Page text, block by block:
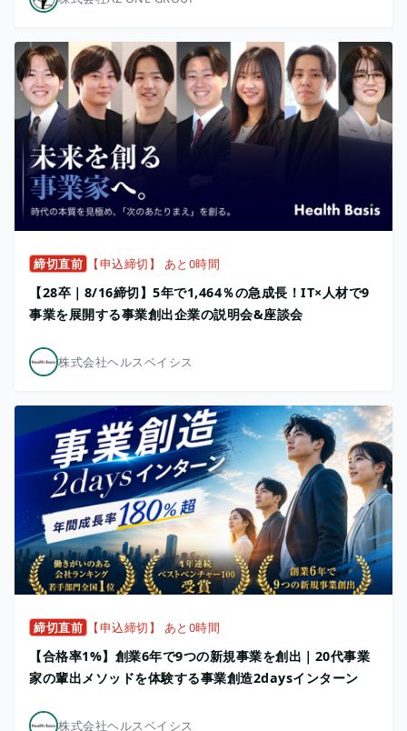
締切直前 【申込締切】 あと0時間
【28卒｜8/16締切】5年で1,464％の急成長！IT×人材で9
事業を展開する事業創出企業の説明会&座談会
株式会社ヘルスベイシス
締切直前 【申込締切】 あと0時間
【合格率1%】創業6年で9つの新規事業を創出｜20代事業
家の輩出メソッドを体験する事業創造2daysインターン
株式会社ヘルスベイシス